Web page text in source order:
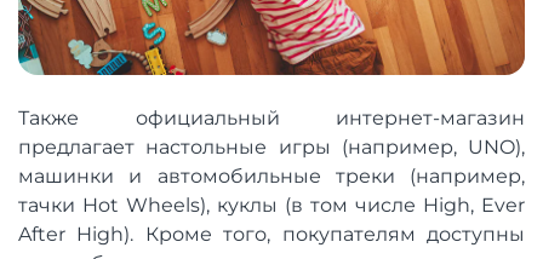
Также официальный интернет-магазин
предлагает настольные игры (например, UNO),
машинки и автомобильные треки (например,
тачки Hot Wheels), куклы (в том числе High, Ever
After High). Кроме того, покупателям доступны